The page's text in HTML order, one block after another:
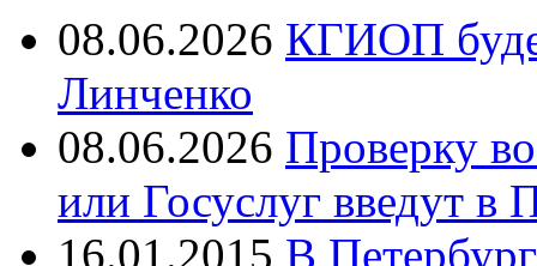
08.06.2026 КГИОП
Линченко
08.06.2026 Проверку
или Госуслуг введут в
16.01.2015 В